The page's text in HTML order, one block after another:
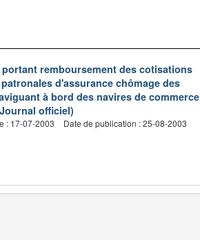
remboursement des cotisations
d'assurance chômage des
à bord des navires de commerce
officiel)
: 17-07-2003 Date de publication : 25-08-2003